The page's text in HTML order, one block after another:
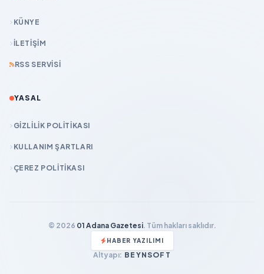
KÜNYE
İLETIŞIM
RSS SERVISI
YASAL
GIZLILIK POLITIKASI
KULLANIM ŞARTLARI
ÇEREZ POLITIKASI
© 2026 01 Adana Gazetesi. Tüm hakları saklıdır.
HABER YAZILIMI
Altyapı: BEYNSOFT